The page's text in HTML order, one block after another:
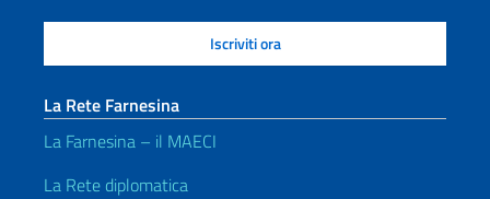
La Rete Farnesina
La Farnesina – il MAECI
La Rete diplomatica